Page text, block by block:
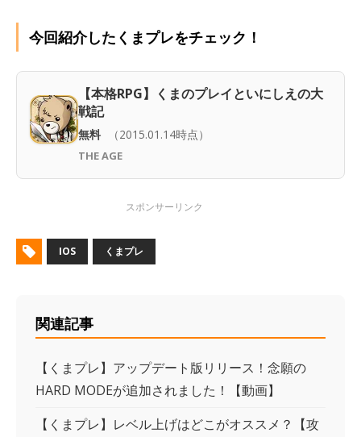
今回紹介したくまプレをチェック！
【本格RPG】くまのプレイといにしえの大
戦記
無料 （2015.01.14時点）
THE AGE
IOS くまプレ
関連記事
【くまプレ】アップデート版リリース！念願の
HARD MODEが追加されました！【動画】
【くまプレ】レベル上げはどこがオススメ？【攻